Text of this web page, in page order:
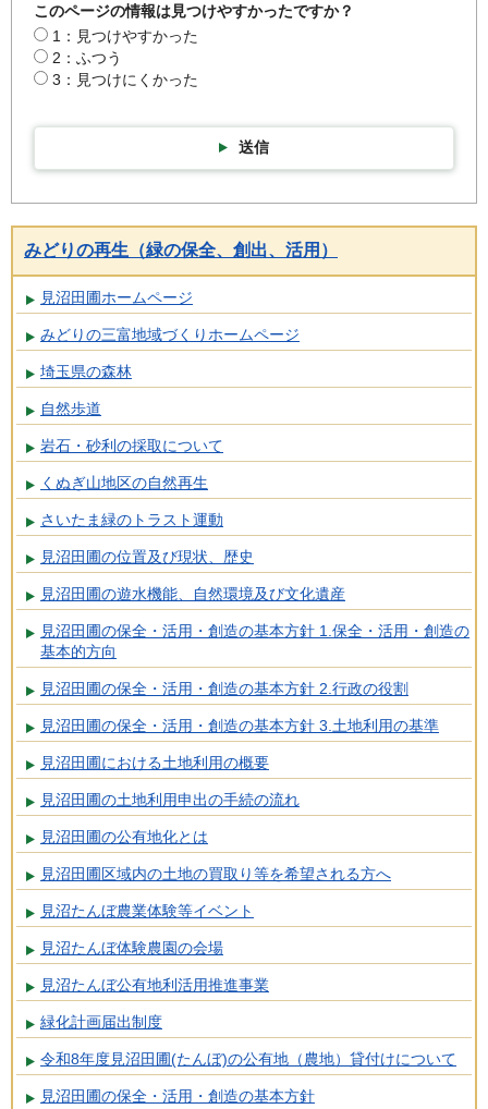
このページの情報は見つけやすかったですか？
1：見つけやすかった
2：ふつう
3：見つけにくかった
送信
みどりの再生（緑の保全、創出、活用）
見沼田圃ホームページ
みどりの三富地域づくりホームページ
埼玉県の森林
自然歩道
岩石・砂利の採取について
くぬぎ山地区の自然再生
さいたま緑のトラスト運動
見沼田圃の位置及び現状、歴史
見沼田圃の遊水機能、自然環境及び文化遺産
見沼田圃の保全・活用・創造の基本方針 1.保全・活用・創造の
基本的方向
見沼田圃の保全・活用・創造の基本方針 2.行政の役割
見沼田圃の保全・活用・創造の基本方針 3.土地利用の基準
見沼田圃における土地利用の概要
見沼田圃の土地利用申出の手続の流れ
見沼田圃の公有地化とは
見沼田圃区域内の土地の買取り等を希望される方へ
見沼たんぼ農業体験等イベント
見沼たんぼ体験農園の会場
見沼たんぼ公有地利活用推進事業
緑化計画届出制度
令和8年度見沼田圃(たんぼ)の公有地（農地）貸付けについて
見沼田圃の保全・活用・創造の基本方針